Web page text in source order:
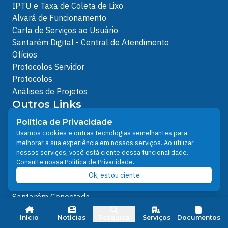
Início Notícias Serviços Documentos
IPTU e Taxa de Coleta de Lixo
Alvará de Funcionamento
Carta de Serviços ao Usuário
Santarém Digital - Central de Atendimento
Ofícios
Protocolos Servidor
Protocolos
Análises de Projetos
Outros Links
Licenciamento Ambiental
Plano Diretor e Setorial
Ouvidoria Municipal do SUS
Nota FiscalEletrônica
IPTU
Junta Militar
Santarém Conectada
Política de Privacidade
People illustrations by Storyset
Política de Privacidade
Usamos cookies e outras tecnologias semelhantes para
melhorar a sua experiência em nossos serviços. Ao utilizar
nossos serviços, você está ciente dessa funcionalidade.
Consulte nossaPolítica de Privacidade.
Ok, estou ciente